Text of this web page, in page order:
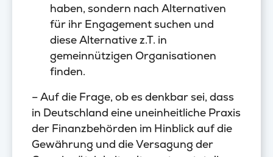
haben, sondern nach Alternativen
für ihr Engagement suchen und
diese Alternative z.T. in
gemeinnützigen Organisationen
finden.
– Auf die Frage, ob es denkbar sei, dass
in Deutschland eine uneinheitliche Praxis
der Finanzbehörden im Hinblick auf die
Gewährung und die Versagung der